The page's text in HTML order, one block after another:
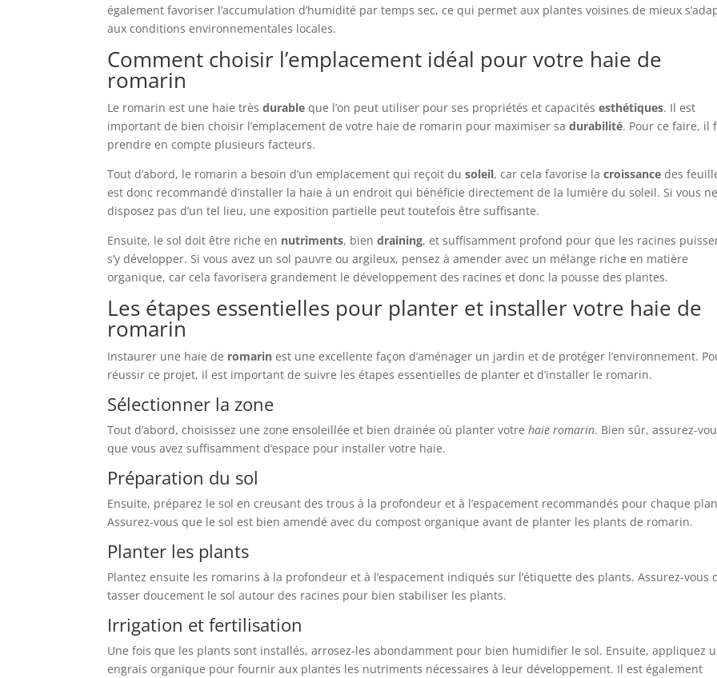
également favoriser l’accumulation d’humidité par temps sec, ce qui permet aux plantes voisines de mieux
aux conditions environnementales locales.
Comment choisir l’emplacement idéal pour votre haie de
romarin
Le romarin est une haie trèsdurable que l’on peut utiliser pour ses propriétés et capacitésesthétiques. Il est
important de bien choisir l’emplacement de votre haie de romarin pour maximiser sadurabilité. Pour ce faire, il
prendre en compte plusieurs facteurs.
Tout d’abord, le romarin a besoin d’un emplacement qui reçoit dusoleil, car cela favorise lacroissance des
est donc recommandé d’installer la haie à un endroit qui bénéficie directement de la lumière du soleil. Si vous ne
disposez pas d’un tel lieu, une exposition partielle peut toutefois être suffisante.
Ensuite, le sol doit être riche en nutriments, biendraining, et suffisamment profond pour que les racines
s’y développer. Si vous avez un sol pauvre ou argileux, pensez à amender avec un mélange riche en matière
organique, car cela favorisera grandement le développement des racines et donc la pousse des plantes.
Les étapes essentielles pour planter et installer votre haie de
romarin
Instaurer une haie de romarin est une excellente façon d’aménager un jardin et de protéger l’environnement.
réussir ce projet, il est important de suivre les étapes essentielles de planter et d’installer le romarin.
Sélectionner la zone
Tout d’abord, choisissez une zone ensoleillée et bien drainée où planter votrehaie romarin. Bien sûr, assurez-
que vous avez suffisamment d’espace pour installer votre haie.
Préparation du sol
Ensuite, préparez le sol en creusant des trous à la profondeur et à l’espacement recommandés pour chaque
Assurez-vous que le sol est bien amendé avec du compost organique avant de planter les plants de romarin.
Planter les plants
Plantez ensuite les romarins à la profondeur et à l’espacement indiqués sur l’étiquette des plants. Assurez-vous
tasser doucement le sol autour des racines pour bien stabiliser les plants.
Irrigation et fertilisation
Une fois que les plants sont installés, arrosez-les abondamment pour bien humidifier le sol. Ensuite, appliquez
engrais organique pour fournir aux plantes les nutriments nécessaires à leur développement. Il est également